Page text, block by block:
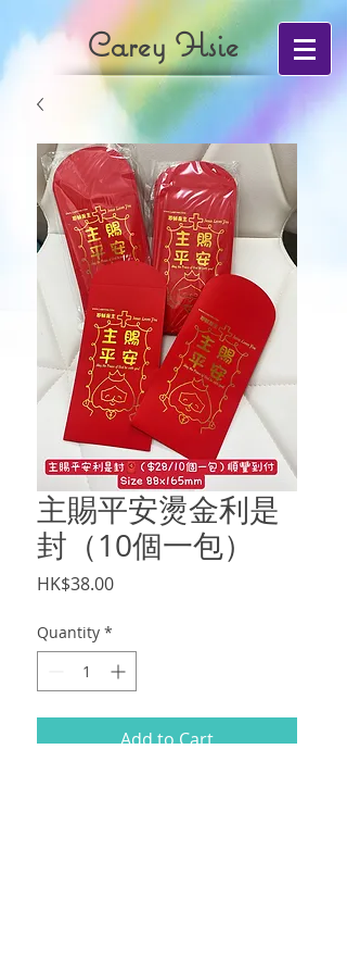
Carey Hsie
主賜平安燙金利是
封（10個一包）
HK$38.00Price
Quantity *
Add to Cart